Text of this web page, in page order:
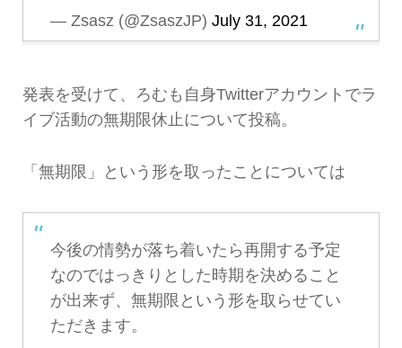
— Zsasz (@ZsaszJP) July 31, 2021
発表を受けて、ろむも自身Twitterアカウントでラ
イブ活動の無期限休止について投稿。
「無期限」という形を取ったことについては
今後の情勢が落ち着いたら再開する予定
なのではっきりとした時期を決めること
が出来ず、無期限という形を取らせてい
ただきます。